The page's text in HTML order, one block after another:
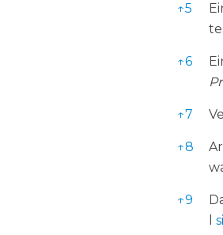
↑5
↑6
↑7
↑8
↑9
l